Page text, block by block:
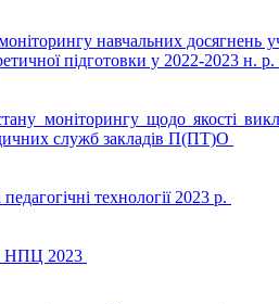
навчальних досягнень
підготовки у 2022-2023 н. р.
моніторингу щодо якості
служб закладів П(ПТ)О
технології 2023 р.
НПЦ 2023